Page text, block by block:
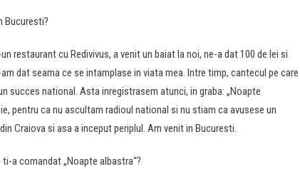
Bucuresti?
restaurant cu Redivivus, a venit un baiat la noi, ne-a dat 100 de lei si
dat seama ce se intamplase in viata mea. Intre timp, cantecul pe care
succes national. Asta inregistrasem atunci, in graba: „Noapte
pentru ca nu ascultam radioul national si nu stiam ca avusese un
Craiova si asa a inceput periplul. Am venit in Bucuresti.
a comandat „Noapte albastra“?